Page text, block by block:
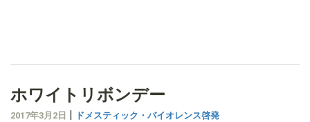
ホワイトリボンデー
2017年3月2日 | ドメスティック・バイオレンス啓発